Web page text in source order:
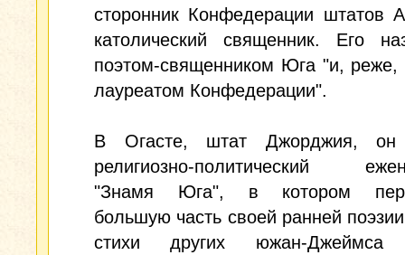
сторонник Конфедерации штатов
католический священник. Его
поэтом-священником Юга "и, реже,
лауреатом Конфедерации".
В Огасте, штат Джорджия, он
религиозно-политический
"Знамя Юга", в котором
большую часть своей ранней
стихи других южан-Джеймса